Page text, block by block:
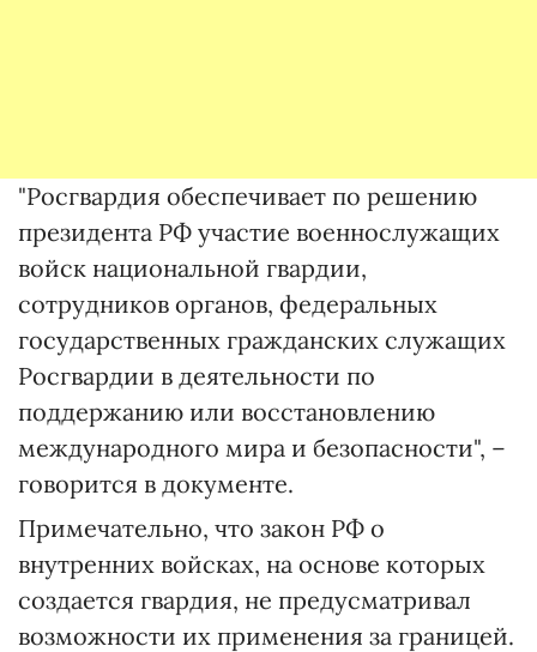
"Росгвардия обеспечивает по решению
президента РФ участие военнослужащих
войск национальной гвардии,
сотрудников органов, федеральных
государственных гражданских служащих
Росгвардии в деятельности по
поддержанию или восстановлению
международного мира и безопасности", –
говорится в документе.
Примечательно, что закон РФ о
внутренних войсках, на основе которых
создается гвардия, не предусматривал
возможности их применения за границей.